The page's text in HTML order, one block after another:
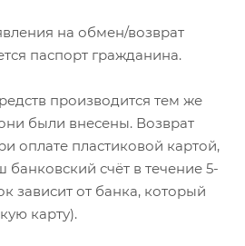
на обмен/возврат
паспорт гражданина.
производится тем же
были внесены. Возврат
оплате пластиковой картой,
банковский счёт в течение 5-
зависит от банка, который
карту).